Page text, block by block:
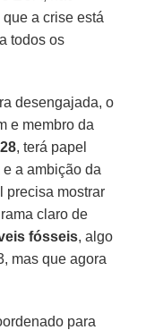
a crise está
todos os
desengajada, o
e membro da
, terá papel
a ambição da
precisa mostrar
claro de
fósseis, algo
mas que agora
para